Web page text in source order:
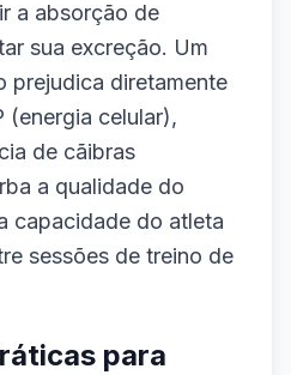
a absorção de
sua excreção. Um
prejudica diretamente
(energia celular),
de cãibras
a qualidade do
capacidade do atleta
sessões de treino de
para